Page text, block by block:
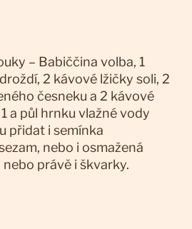
– Babiččina volba, 1
2 kávové lžičky soli, 2
česneku a 2 kávové
a půl hrnku vlažné vody
přidat i semínka
nebo i osmažená
právě i škvarky.